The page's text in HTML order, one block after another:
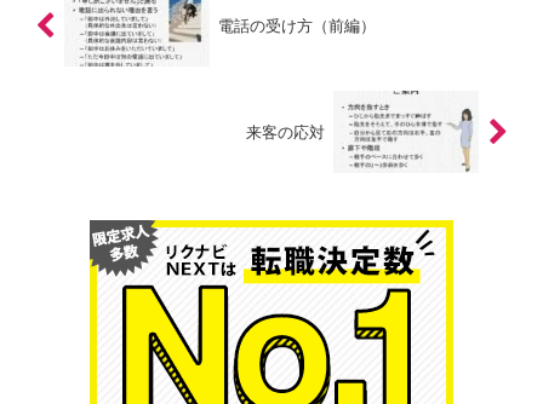
電話の受け方（前編）
来客の応対